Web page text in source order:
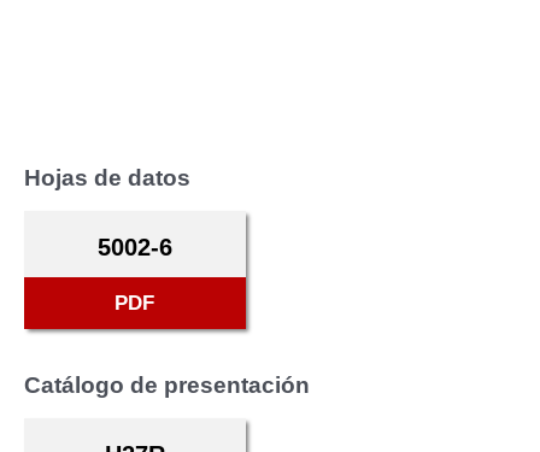
Hojas de datos
5002-6
PDF
Catálogo de presentación